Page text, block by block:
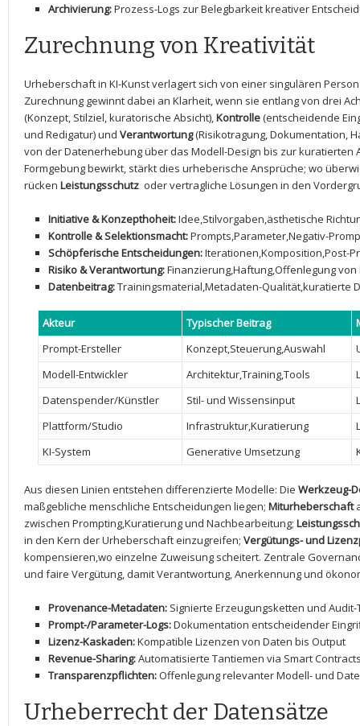
Archivierung:Prozess-Logs⁣ zur ‌Belegbarkeit kreativer
Zurechnung von Kreativität
Urheberschaft in KI-Kunst verlagert sich von einer singulären
Zurechnung gewinnt dabei an Klarheit, wenn sie entlang von drei
(Konzept, Stilziel, ‌kuratorische Absicht),Kontrolle(entscheidende
und Redigatur)⁣ und Verantwortung(Risikotragung, Dokumentation,
von der Datenerhebung über das Modell-Design bis ​zur kuratierten
Formgebung bewirkt, stärkt dies urheberische ⁣Ansprüche; wo
rücken Leistungsschutz oder vertragliche Lösungen in den
Initiative & Konzepthoheit:Idee,Stilvorgaben,ästhetische‌
Kontrolle & Selektionsmacht:Prompts,Parameter,Negativ-
Schöpferische Entscheidungen:Iterationen,Komposition,Post-
Risiko & Verantwortung:Finanzierung,Haftung,Offenlegung
Datenbeitrag:Trainingsmaterial,Metadaten-Qualität,kuratierte
Akteur Typischer ⁢Beitrag
Prompt-Ersteller
Konzept,Steuerung,Auswahl
Modell-Entwickler
Architektur,Training,Tools
Datenspender/Künstler
Stil- und Wissensinput
Plattform/Studio
Infrastruktur,Kuratierung
KI-System
Generative Umsetzung
Aus diesen Linien entstehen differenzierte Modelle: Die Werkzeug-
maßgebliche menschliche Entscheidungen‍ liegen; Miturheberschaft
zwischen Prompting,Kuratierung und Nachbearbeitung;
in den Kern der ⁣Urheberschaft einzugreifen; Vergütungs- und‌
kompensieren,wo einzelne⁤ Zuweisung scheitert.​ Zentrale
und faire Vergütung, damit Verantwortung, Anerkennung und⁤
Provenance-Metadaten: Signierte​ Erzeugungsketten und Audit-
Prompt-/Parameter-Logs:Dokumentation entscheidender
Lizenz-Kaskaden:Kompatible Lizenzen von Daten bis Output
Revenue-Sharing:Automatisierte Tantiemen via Smart
Transparenzpflichten:Offenlegung relevanter Modell- und
Urheberrecht der Datensätze